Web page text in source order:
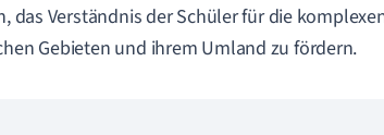
das Verständnis der Schüler für die
Gebieten und ihrem Umland zu fördern.